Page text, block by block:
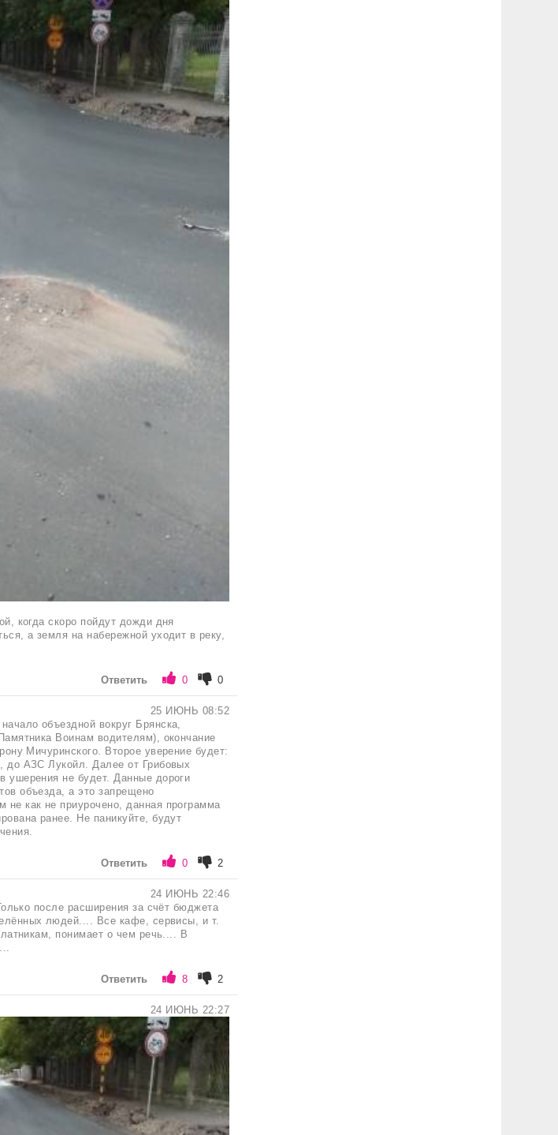
когда скоро пойдут дожди дня
а земля на набережной уходит в реку,
Ответить 0 0
25 ИЮНЬ 08:52
объездной вокруг Брянска,
Воинам водителям), окончание
Мичуринского. Второе уверение будет:
до АЗС Лукойл. Далее от Грибовых
ушерения не будет. Данные дороги
объезда, а это запрещено
как не приурочено, данная программа
ранее. Не паникуйте, будут
Ответить 0 2
24 ИЮНЬ 22:46
после расширения за счёт бюджета
людей.... Все кафе, сервисы, и т.
понимает о чем речь.... В
Ответить 8 2
24 ИЮНЬ 22:27